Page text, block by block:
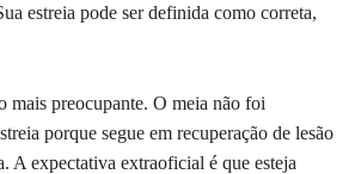
estreia pode ser definida como correta,
mais preocupante. O meia não foi
porque segue em recuperação de lesão
A expectativa extraoficial é que esteja